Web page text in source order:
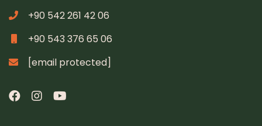
+90 542 261 42 06
+90 543 376 65 06
[email protected]